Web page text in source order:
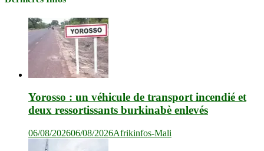
Yorosso : un véhicule de transport incendié et
deux ressortissants burkinabè enlevés
06/08/202606/08/2026Afrikinfos-Mali